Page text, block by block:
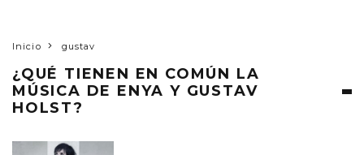
Inicio gustav
¿QUÉ TIENEN EN COMÚN LA
MÚSICA DE ENYA Y GUSTAV
HOLST?